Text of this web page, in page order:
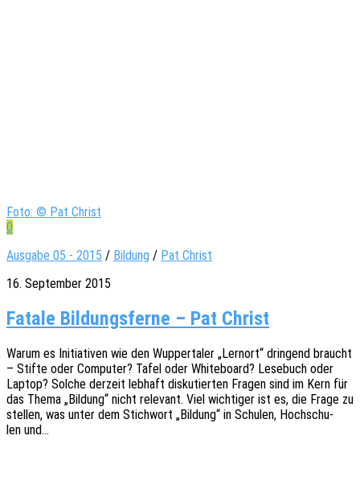
Foto: © Pat Christ
0
Ausgabe 05 - 2015 / Bildung / Pat Christ
16. September 2015
Fatale Bildungsferne – Pat Christ
Warum es Initia­ti­ven wie den Wupper­ta­ler „Lern­ort“ drin­gend braucht
– Stifte oder Compu­ter? Tafel oder White­board? Lese­buch oder
Laptop? Solche derzeit lebhaft disku­tier­ten Fragen sind im Kern für
das Thema „Bildung“ nicht rele­vant. Viel wich­ti­ger ist es, die Frage zu
stel­len, was unter dem Stich­wort „Bildung“ in Schu­len, Hoch­schu­
len und…